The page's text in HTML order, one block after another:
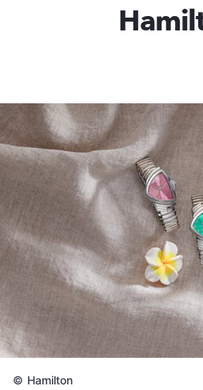
© Hamilton